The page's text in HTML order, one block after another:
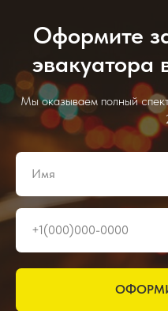
Оформите
Мы оказываем полный